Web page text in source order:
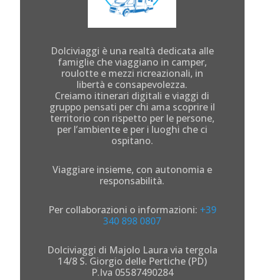
Dolciviaggi è una realtà dedicata alle
famiglie che viaggiano in camper,
roulotte e mezzi ricreazionali, in
libertà e consapevolezza.
Creiamo itinerari digitali e viaggi di
gruppo pensati per chi ama scoprire il
territorio con rispetto per le persone,
per l’ambiente e per i luoghi che ci
ospitano.
Viaggiare insieme, con autonomia e
responsabilità.
Per collaborazioni o informazioni: +39
340 898 0807
Dolciviaggi di Majolo Laura via tergola
14/8 S. Giorgio delle Pertiche (PD)
P.Iva 05587490284